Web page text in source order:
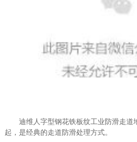
迪维人字型钢花铁板纹工业防滑走道
起，是经典的走道防滑处理方式。